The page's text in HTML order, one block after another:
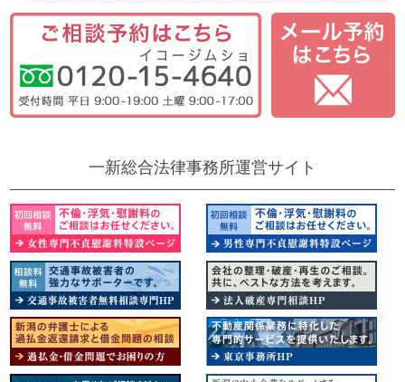
一新総合法律事務所運営サイト